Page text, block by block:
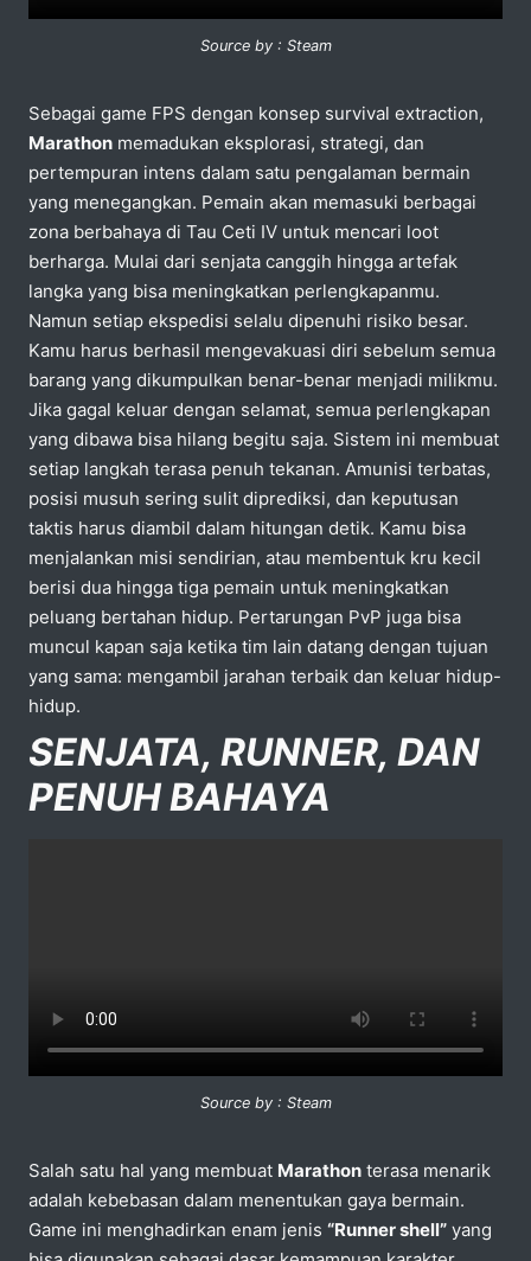
Source by : Steam
Sebagai game FPS dengan konsep survival extraction,
Marathon memadukan eksplorasi, strategi, dan
pertempuran intens dalam satu pengalaman bermain
yang menegangkan. Pemain akan memasuki berbagai
zona berbahaya di Tau Ceti IV untuk mencari loot
berharga. Mulai dari senjata canggih hingga artefak
langka yang bisa meningkatkan perlengkapanmu.
Namun setiap ekspedisi selalu dipenuhi risiko besar.
Kamu harus berhasil mengevakuasi diri sebelum semua
barang yang dikumpulkan benar-benar menjadi milikmu.
Jika gagal keluar dengan selamat, semua perlengkapan
yang dibawa bisa hilang begitu saja. Sistem ini membuat
setiap langkah terasa penuh tekanan. Amunisi terbatas,
posisi musuh sering sulit diprediksi, dan keputusan
taktis harus diambil dalam hitungan detik. Kamu bisa
menjalankan misi sendirian, atau membentuk kru kecil
berisi dua hingga tiga pemain untuk meningkatkan
peluang bertahan hidup. Pertarungan PvP juga bisa
muncul kapan saja ketika tim lain datang dengan tujuan
yang sama: mengambil jarahan terbaik dan keluar hidup-
hidup.
SENJATA, RUNNER, DAN
PENUH BAHAYA
Source by : Steam
Salah satu hal yang membuat Marathon terasa menarik
adalah kebebasan dalam menentukan gaya bermain.
Game ini menghadirkan enam jenis “Runner shell” yang